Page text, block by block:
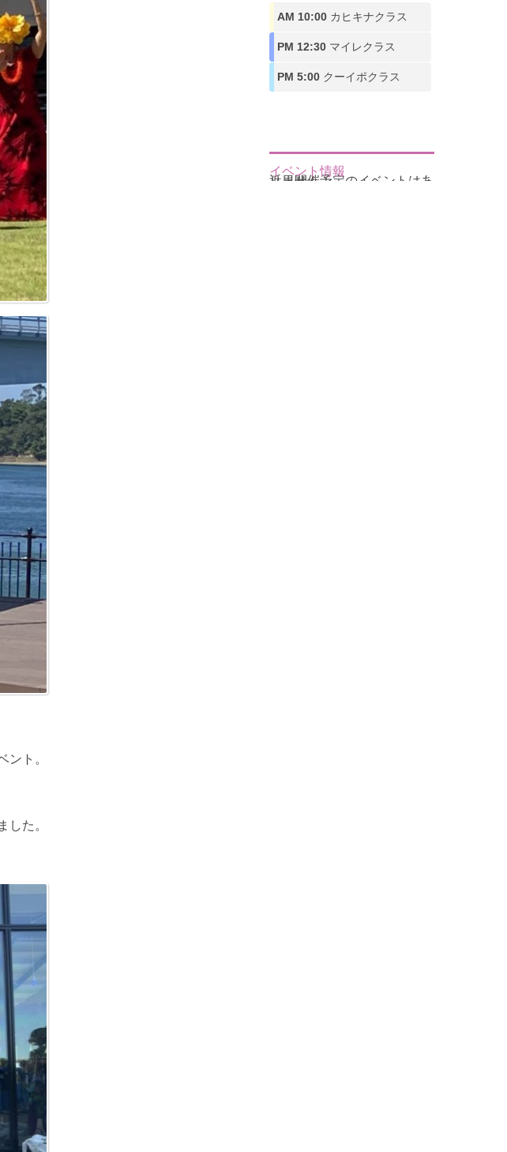
ント。
した。
AM 10:00 カヒキナクラス
PM 12:30 マイレクラス
PM 5:00 クーイポクラス
イベント情報
近日開催予定のイベントはありません